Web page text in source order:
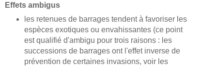
Effets ambigus
les retenues de barrages tendent à favoriser les
espèces exotiques ou envahissantes (ce point
est qualifié d'ambigu pour trois raisons : les
successions de barrages ont l'effet inverse de
prévention de certaines invasions, voir les